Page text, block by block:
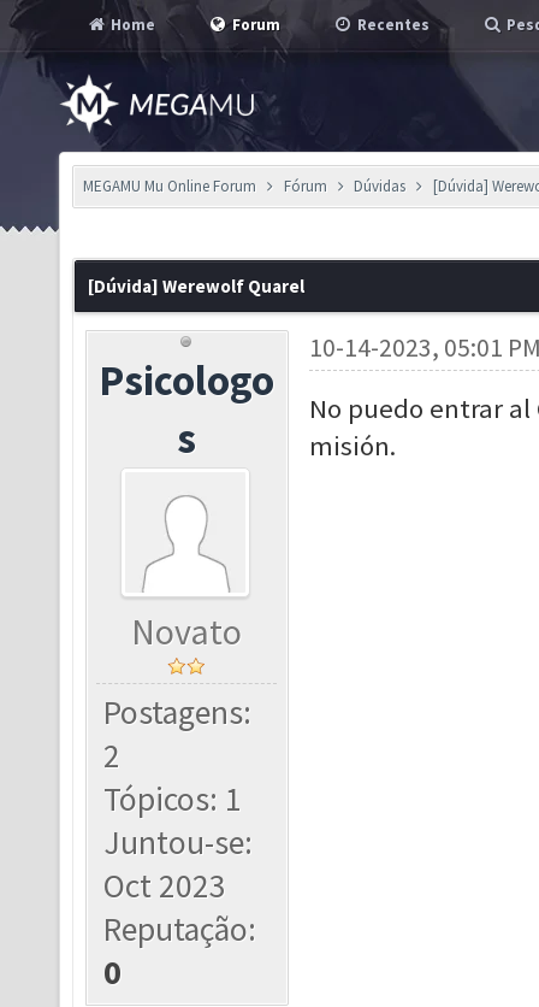
Home Forum Recentes
MEGAMU Mu Online Forum Fórum Dúvidas [Dúvida]
[Dúvida] Werewolf Quarel
Psicologo
s
Novato
Postagens:
2
Tópicos: 1
Juntou-se:
Oct 2023
Reputação:
0
10-14-2023, 05:01
No puedo entrar
misión.